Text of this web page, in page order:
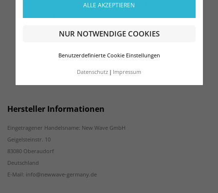
ALLE AKZEPTIEREN
NUR NOTWENDIGE COOKIES
Benutzerdefinierte Cookie Einstellungen
Datenschutz Impressum
Ergonomische, elastische Passform
Hersteller Informationen
Eingetragener Handelsname: New Wave GmbH
Geigelsteinstr. 10
83080 Oberaudorf
Deutschland
E-Mail: info@newwave-germany.de